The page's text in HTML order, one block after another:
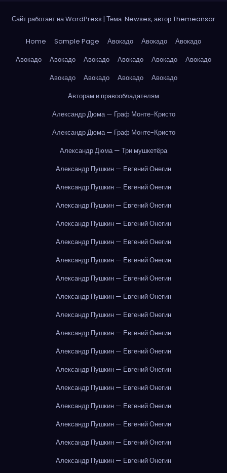
Сайт работает на WordPress | Тема: Newses, авторThemeansar
Home Sample Page Авокадо Авокадо
Авокадо
Авокадо
Авокадо Авокадо Авокадо Авокадо
Авокадо
Авокадо
Авокадо Авокадо
Авокадо
Авторам и правообладателям
Александр Дюма — Граф Монте-Кристо
Александр Дюма — Граф Монте-Кристо
Александр Дюма — Три мушкетёра
Александр Пушкин — Евгений Онегин
Александр Пушкин — Евгений Онегин
Александр Пушкин — Евгений Онегин
Александр Пушкин — Евгений Онегин
Александр Пушкин — Евгений Онегин
Александр Пушкин — Евгений Онегин
Александр Пушкин — Евгений Онегин
Александр Пушкин — Евгений Онегин
Александр Пушкин — Евгений Онегин
Александр Пушкин — Евгений Онегин
Александр Пушкин — Евгений Онегин
Александр Пушкин — Евгений Онегин
Александр Пушкин — Евгений Онегин
Александр Пушкин — Евгений Онегин
Александр Пушкин — Евгений Онегин
Александр Пушкин — Евгений Онегин
Александр Пушкин — Евгений Онегин